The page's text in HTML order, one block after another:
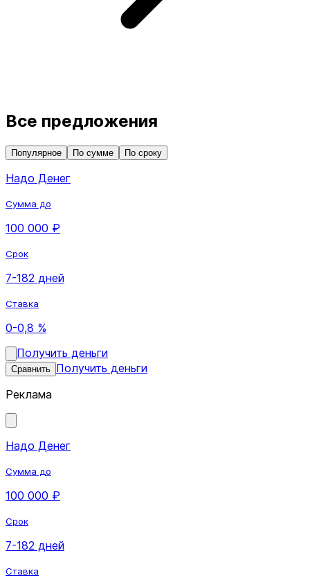
Все предложения
Популярное По сумме По сроку
Надо Денег
Сумма до
100 000 ₽
Срок
7-182 дней
Ставка
0-0,8 %
Получить деньги
Сравнить Получить деньги
Реклама
Надо Денег
Сумма до
100 000 ₽
Срок
7-182 дней
Ставка